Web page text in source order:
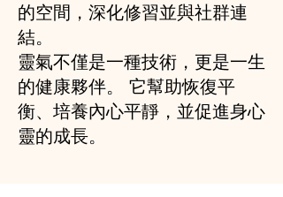
的空間，深化修習並與社群連
結。
靈氣不僅是一種技術，更是一生
的健康夥伴。 它幫助恢復平
衡、培養內心平靜，並促進身心
靈的成長。